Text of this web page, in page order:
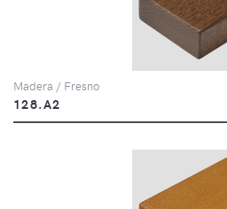
Madera / Fresno
128.A2